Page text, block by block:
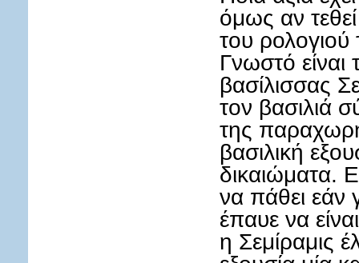
όμως αν
του ρολογιού
Γνωστό είναι
βασίλισσας
τον βασιλιά
της
βασιλική
δικαιώματα.
να πάθει εάν
έπαυε να
η Σεμίραμις